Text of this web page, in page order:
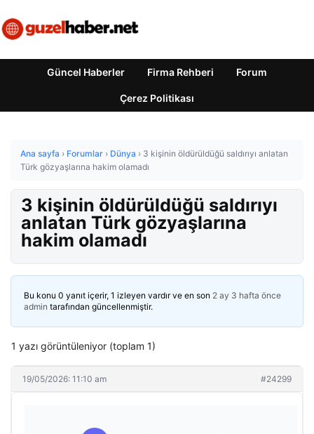
Güncel Haberler Firma Rehberi Forum
Çerez Politikası
Ana sayfa › Forumlar › Dünya › 3 kişinin öldürüldüğü saldırıyı anlatan
Türk gözyaşlarına hakim olamadı
3 kişinin öldürüldüğü saldırıyı
anlatan Türk gözyaşlarına
hakim olamadı
Bu konu 0 yanıt içerir, 1 izleyen vardır ve en son 2 ay 3 hafta önce
admin tarafından güncellenmiştir.
1 yazı görüntüleniyor (toplam 1)
19/05/2026: 11:10 am #24299